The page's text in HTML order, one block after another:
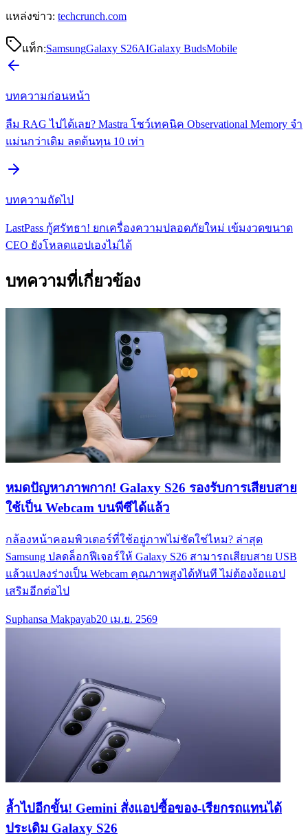
แหล่งข่าว: techcrunch.com
แท็ก:SamsungGalaxy S26AIGalaxy BudsMobile
บทความก่อนหน้า
ลืม RAG ไปได้เลย? Mastra โชว์เทคนิค Observational Memory จำ
แม่นกว่าเดิม ลดต้นทุน 10 เท่า
บทความถัดไป
LastPass กู้ศรัทธา! ยกเครื่องความปลอดภัยใหม่ เข้มงวดขนาด
CEO ยังโหลดแอปเองไม่ได้
บทความที่เกี่ยวข้อง
หมดปัญหาภาพกาก! Galaxy S26 รองรับการเสียบสาย
ใช้เป็น Webcam บนพีซีได้แล้ว
กล้องหน้าคอมพิวเตอร์ที่ใช้อยู่ภาพไม่ชัดใช่ไหม? ล่าสุด
Samsung ปลดล็อกฟีเจอร์ให้ Galaxy S26 สามารถเสียบสาย USB
แล้วแปลงร่างเป็น Webcam คุณภาพสูงได้ทันที ไม่ต้องง้อแอป
เสริมอีกต่อไป
Suphansa Makpayab20 เม.ย. 2569
ล้ำไปอีกขั้น! Gemini สั่งแอปซื้อของ-เรียกรถแทนได้
ประเดิม Galaxy S26